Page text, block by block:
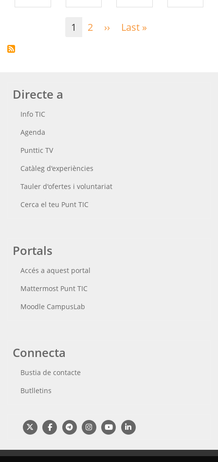
1 2 ›› Pàgina
Last »
Directe a
Info TIC
Agenda
Punttic TV
Catàleg d'experiències
Tauler d'ofertes i voluntariat
Cerca el teu Punt TIC
Portals
Accés a aquest portal
Mattermost Punt TIC
Moodle CampusLab
Connecta
Bustia de contacte
Butlletins